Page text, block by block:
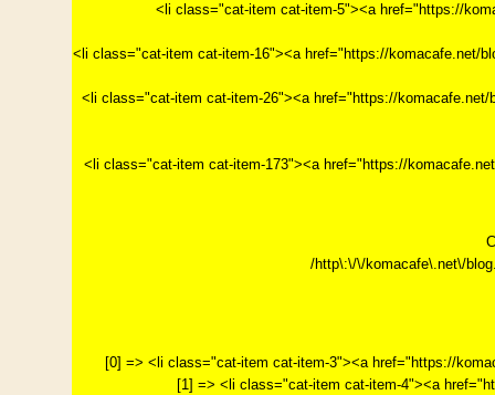
<li class="cat-item cat-item-5"><a href="https://
<li class="cat-item cat-item-16"><a href="https://komacafe.net/
<li class="cat-item cat-item-26"><a href="https://
<li class="cat-item cat-item-173"><a href="https://
/http\:\/\/komacafe\.net\/
[0] => <li class="cat-item cat-item-3"><a href="https://
[1] => <li class="cat-item cat-item-4"><a